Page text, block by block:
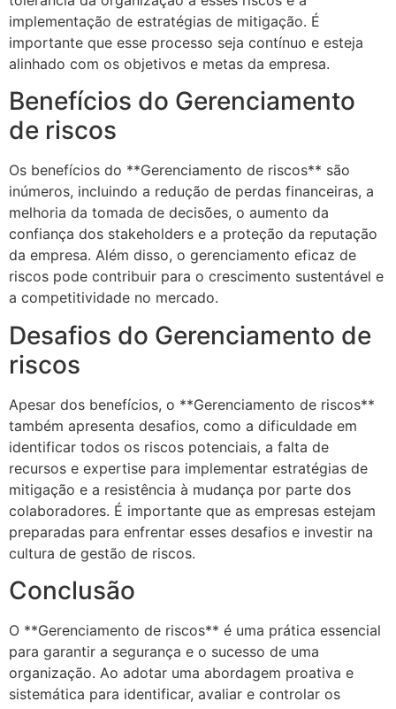
implementação de estratégias de mitigação. É
importante que esse processo seja contínuo e esteja
alinhado com os objetivos e metas da empresa.
Benefícios do Gerenciamento
de riscos
Os benefícios do **Gerenciamento de riscos** são
inúmeros, incluindo a redução de perdas financeiras, a
melhoria da tomada de decisões, o aumento da
confiança dos stakeholders e a proteção da reputação
da empresa. Além disso, o gerenciamento eficaz de
riscos pode contribuir para o crescimento sustentável e
a competitividade no mercado.
Desafios do Gerenciamento de
riscos
Apesar dos benefícios, o **Gerenciamento de riscos**
também apresenta desafios, como a dificuldade em
identificar todos os riscos potenciais, a falta de
recursos e expertise para implementar estratégias de
mitigação e a resistência à mudança por parte dos
colaboradores. É importante que as empresas estejam
preparadas para enfrentar esses desafios e investir na
cultura de gestão de riscos.
Conclusão
O **Gerenciamento de riscos** é uma prática essencial
para garantir a segurança e o sucesso de uma
organização. Ao adotar uma abordagem proativa e
sistemática para identificar, avaliar e controlar os